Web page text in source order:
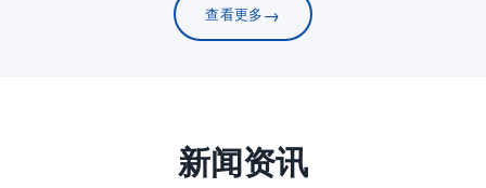
查看更多→
新闻资讯